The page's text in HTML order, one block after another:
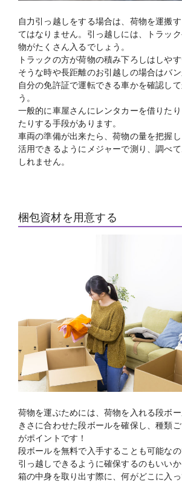
自力引っ越しをする場合は、荷物を運搬
てはなりません。引っ越しには、トラッ
物がたくさん入るでしょう。
トラックの方が荷物の積み下ろしはしや
そうな時や長距離のお引越しの場合はバン
自分の免許証で運転できる車かを確認し
う。
一般的に車屋さんにレンタカーを借りた
たりする手段があります。
車両の準備が出来たら、荷物の量を把握
活用できるようにメジャーで測り、調べ
しれません。
梱包資材を用意する
荷物を運ぶためには、荷物を入れる段ボ
きさに合わせた段ボールを確保し、種類
がポイントです！
段ボールを無料で入手することも可能なの
引っ越しできるように確保するのもいいか
箱の中身を取り出す際に、何がどこに入